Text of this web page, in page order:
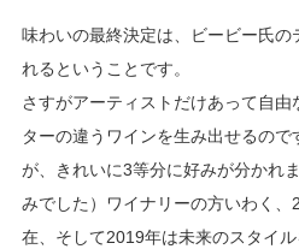
味わいの最終決定は、ビービー氏
れるということです。
さすがアーティストだけあって自
ターの違うワインを生み出せるの
が、きれいに3等分に好みが分かれ
みでした）ワイナリーの方いわく
在、そして2019年は未来のスタイル